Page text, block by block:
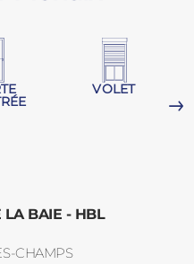
VOLET
LA BAIE - HBL
CHAMPS